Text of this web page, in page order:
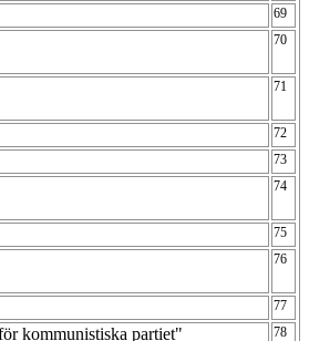
69
70
71
72
73
74
75
76
77
kommunistiska partiet" 78